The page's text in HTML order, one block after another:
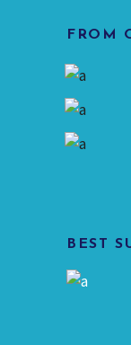
FROM
BEST